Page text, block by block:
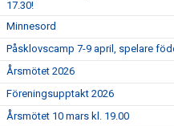
17.30!
Minnesord
Påsklovscamp 7-9 april, spelare
Årsmötet 2026
Föreningsupptakt 2026
Årsmötet 10 mars kl. 19.00